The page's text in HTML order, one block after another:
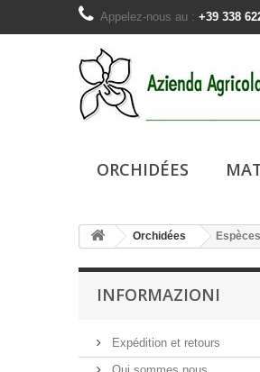
Appelez-nous au : +39 338
ORCHIDÉES
Orchidées
INFORMAZIONI
Expédition et retours